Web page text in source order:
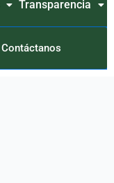
Transparencia
Contáctanos